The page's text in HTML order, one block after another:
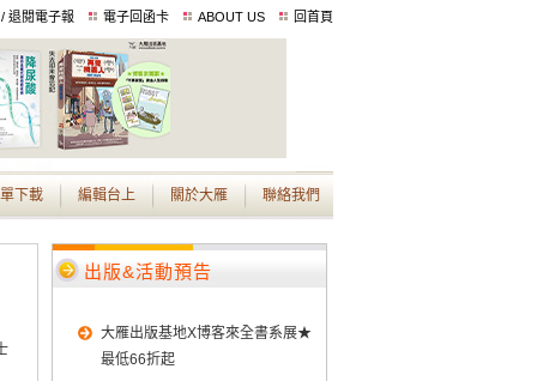
退閱電子報 電子回函卡 ABOUT US 回首頁
下載 編輯台上 關於大雁 聯絡我們
出版&活動預告
大雁出版基地X博客來全書系展★
最低66折起